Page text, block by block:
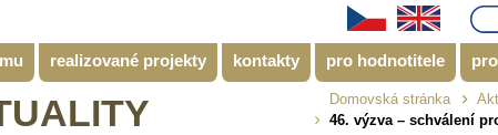
realizované projekty kontakty pro hodnotitele
Domovská stránka
46. výzva – schválení